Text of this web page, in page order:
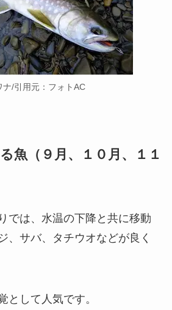
ナ/引用元：フォトAC
魚（９月、１０月、１１
では、水温の下降と共に移動
、サバ、タチウオなどが良く
として人気です。